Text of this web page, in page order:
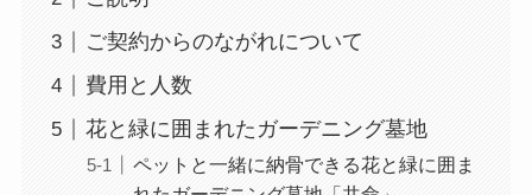
ご契約からのながれについて
費用と人数
花と緑に囲まれたガーデニング墓地
ペットと一緒に納骨できる花と緑に囲ま